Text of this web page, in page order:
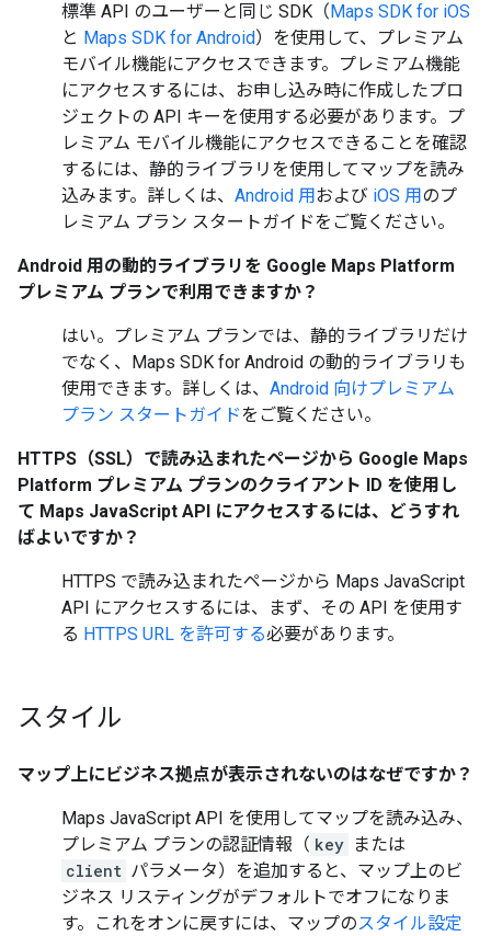
標準 API のユーザーと同じ SDK（Maps SDK for iOS
と Maps SDK for Android）を使用して、プレミアム
モバイル機能にアクセスできます。プレミアム機能
にアクセスするには、お申し込み時に作成したプロ
ジェクトの API キーを使用する必要があります。プ
レミアム モバイル機能にアクセスできることを確認
するには、静的ライブラリを使用してマップを読み
込みます。詳しくは、 Android 用および iOS 用のプ
レミアム プラン スタートガイドをご覧ください。
Android 用の動的ライブラリを Google Maps Platform
プレミアム プランで利用できますか？
はい。プレミアム プランでは、静的ライブラリだけ
でなく、Maps SDK for Android の動的ライブラリも
使用できます。詳しくは、 Android 向けプレミアム
プラン スタートガイドをご覧ください。
HTTPS（SSL）で読み込まれたページから Google Maps
Platform プレミアム プランのクライアント ID を使用し
て Maps JavaScript API にアクセスするには、どうすれ
ばよいですか？
HTTPS で読み込まれたページから Maps JavaScript
API にアクセスするには、まず、その API を使用す
る HTTPS URL を許可する必要があります。
スタイル
マップ上にビジネス拠点が表示されないのはなぜですか？
Maps JavaScript API を使用してマップを読み込み、
プレミアム プランの認証情報（ key または
client パラメータ）を追加すると、マップ上のビ
ジネス リスティングがデフォルトでオフになりま
す。これをオンに戻すには、マップのスタイル設定